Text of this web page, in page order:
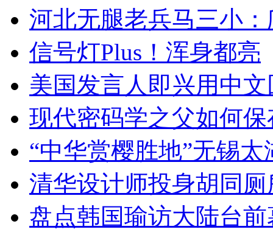
河北无腿老兵马三小
信号灯Plus！浑身都亮
美国发言人即兴用中
现代密码学之父如何
“中华赏樱胜地”无锡
清华设计师投身胡同
盘点韩国瑜访大陆台